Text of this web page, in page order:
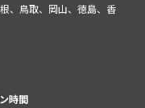
、鳥取、岡山、徳島、香
時間